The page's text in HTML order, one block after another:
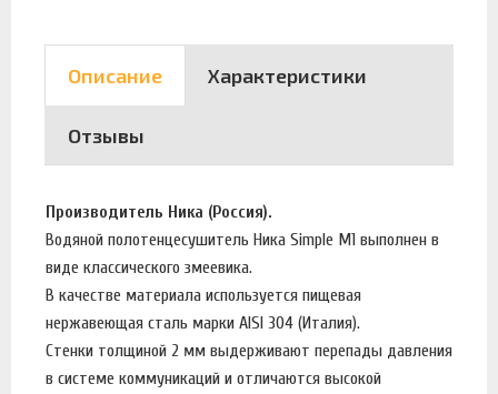
Описание Характеристики
Отзывы
Производитель Ника (Россия).
Водяной полотенцесушитель Ника Simple М1 выполнен в
виде классического змеевика.
В качестве материала используется пищевая
нержавеющая сталь марки AISI 304 (Италия).
Стенки толщиной 2 мм выдерживают перепады давления
в системе коммуникаций и отличаются высокой